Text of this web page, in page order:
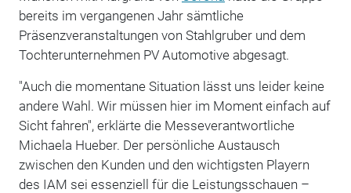
bereits im vergangenen Jahr sämtliche
Präsenzveranstaltungen von Stahlgruber und dem
Tochterunternehmen PV Automotive abgesagt.
"Auch die momentane Situation lässt uns leider keine
andere Wahl. Wir müssen hier im Moment einfach auf
Sicht fahren", erklärte die Messeverantwortliche
Michaela Hueber. Der persönliche Austausch
zwischen den Kunden und den wichtigsten Playern
des IAM sei essenziell für die Leistungsschauen –